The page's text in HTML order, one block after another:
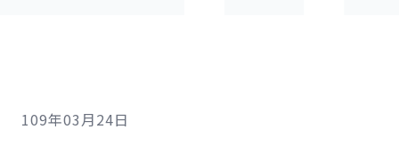
109年03月24日